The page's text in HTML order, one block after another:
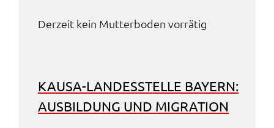
Derzeit kein Mutter­bo­den vorrä­tig
KAUSA-LANDES­STEL­LE BAYERN:
AUSBIL­DUNG UND MIGRA­TI­ON